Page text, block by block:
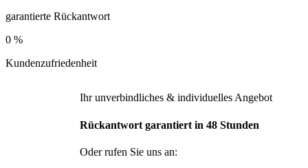
garantierte Rückantwort
0 %
Kundenzufriedenheit
Ihr unverbindliches & individuelles Angebot
Rückantwort garantiert in 48 Stunden
Oder rufen Sie uns an: